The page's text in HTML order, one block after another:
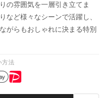
の雰囲気を一層引き立てま
など様々なシーンで活躍し、
がらもおしゃれに決まる特別
方法